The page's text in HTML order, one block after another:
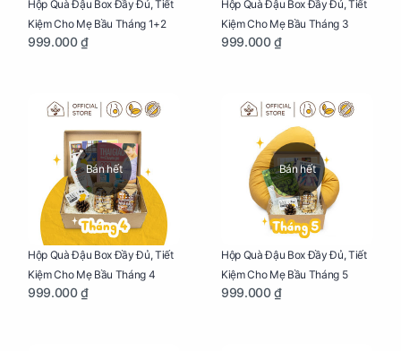
Hộp Quà Đậu Box Đầy Đủ, Tiết
Kiệm Cho Mẹ Bầu Tháng 1+2
999.000 ₫
Hộp Quà Đậu Box Đầy Đủ, Tiết
Kiệm Cho Mẹ Bầu Tháng 3
999.000 ₫
Bán hết
Hộp Quà Đậu Box Đầy Đủ, Tiết
Kiệm Cho Mẹ Bầu Tháng 4
999.000 ₫
Bán hết
Hộp Quà Đậu Box Đầy Đủ, Tiết
Kiệm Cho Mẹ Bầu Tháng 5
999.000 ₫